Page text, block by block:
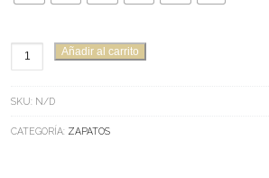
ZAPATOS
DE
DORADOS.
CANTIDAD
Añadir al carrito
SKU: N/D
CATEGORÍA: ZAPATOS